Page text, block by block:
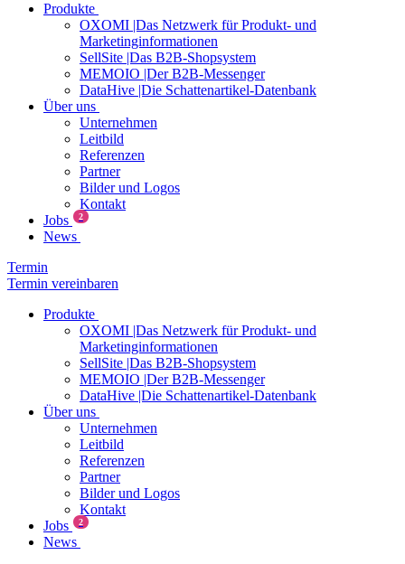
Produkte
OXOMI |Das Netzwerk für Produkt- und
Marketinginformationen
SellSite |Das B2B-Shopsystem
MEMOIO |Der B2B-Messenger
DataHive |Die Schattenartikel-Datenbank
Über uns
Unternehmen
Leitbild
Referenzen
Partner
Bilder und Logos
Kontakt
Jobs
2
News
Termin
Termin vereinbaren
Produkte
OXOMI |Das Netzwerk für Produkt- und
Marketinginformationen
SellSite |Das B2B-Shopsystem
MEMOIO |Der B2B-Messenger
DataHive |Die Schattenartikel-Datenbank
Über uns
Unternehmen
Leitbild
Referenzen
Partner
Bilder und Logos
Kontakt
Jobs
2
News